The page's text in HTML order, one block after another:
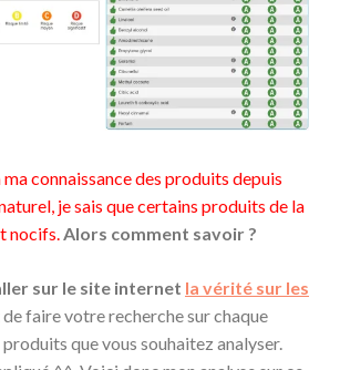
ma connaissance des produits depuis
je sais que certains produits de la
nocifs.Alors comment savoir ?
sur le site internet la vérité sur les
faire votre recherche sur chaque
que vous souhaitez analyser.